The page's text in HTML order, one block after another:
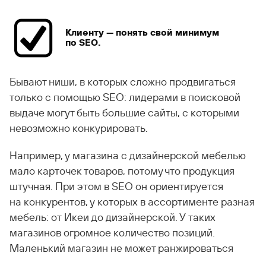
Клиенту — понять свой минимум
по SEO.
Бывают ниши, в которых сложно продвигаться
только с помощью SEO: лидерами в поисковой
выдаче могут быть большие сайты, с которыми
невозможно конкурировать.
Например, у магазина с дизайнерской мебелью
мало карточек товаров, потому что продукция
штучная. При этом в SEO он ориентируется
на конкурентов, у которых в ассортименте разная
мебель: от Икеи до дизайнерской. У таких
магазинов огромное количество позиций.
Маленький магазин не может ранжироваться